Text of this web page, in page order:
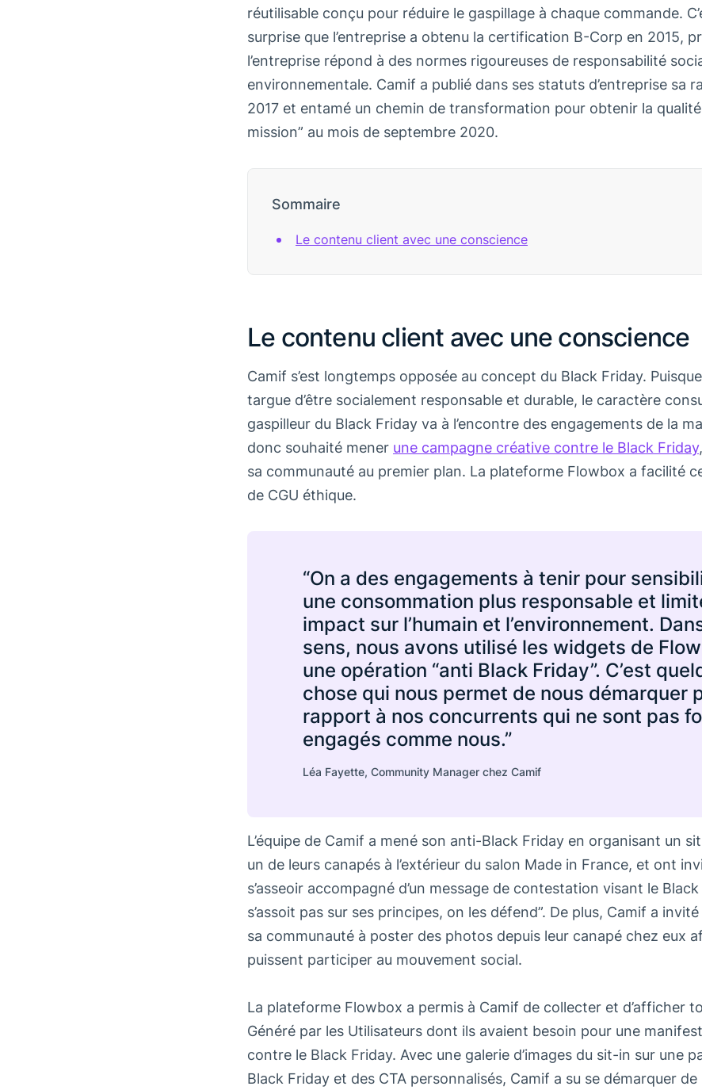
réutilisable conçu pour réduire le gaspillage à chaque commande.
surprise que l’entreprise a obtenu la certification B-Corp en 2015,
l’entreprise répond à des normes rigoureuses de responsabilité
environnementale. Camif a publié dans ses statuts d’entreprise sa
2017 et entamé un chemin de transformation pour obtenir la qualité
mission” au mois de septembre 2020.
Sommaire
Le contenu client avec une conscience
Le contenu client avec une conscience
Camif s’est longtemps opposée au concept du Black Friday.
targue d’être socialement responsable et durable, le caractère
gaspilleur du Black Friday va à l’encontre des engagements de la
donc souhaité mener une campagne créative contre le Black Friday
sa communauté au premier plan. La plateforme Flowbox a facilité
de CGU éthique.
“On a des engagements à tenir pour
une consommation plus responsable et
impact sur l’humain et l’environnement.
sens, nous avons utilisé les widgets de
une opération “anti Black Friday”. C’est
chose qui nous permet de nous démarquer
rapport à nos concurrents qui ne sont pas
engagés comme nous.”
Léa Fayette, Community Manager chez Camif
L’équipe de Camif a mené son anti-Black Friday en organisant un
un de leurs canapés à l’extérieur du salon Made in France, et ont
s’asseoir accompagné d’un message de contestation visant le
s’assoit pas sur ses principes, on les défend”. De plus, Camif a
sa communauté à poster des photos depuis leur canapé chez eux
puissent participer au mouvement social.
La plateforme Flowbox a permis à Camif de collecter et d’afficher
Généré par les Utilisateurs dont ils avaient besoin pour une
contre le Black Friday. Avec une galerie d’images du sit-in sur une
Black Friday et des CTA personnalisés, Camif a su se démarquer